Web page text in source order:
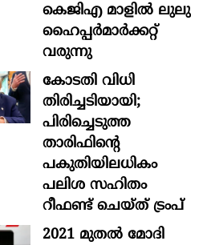
കെജിഎ മാളിൽ ലുലു
ഹൈപ്പർമാർക്കറ്റ്
വരുന്നു
കോടതി വിധി
തിരിച്ചടിയായി;
പിരിച്ചെടുത്ത
താരിഫിന്‍റെ
പകുതിയിലധികം
പലിശ സഹിതം
റീഫണ്ട് ചെയ്ത് ട്രംപ്
2021 മുതൽ മോദി